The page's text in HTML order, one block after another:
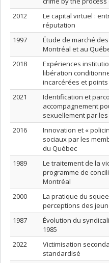
2012
Le capital virtuel :
réputation
1997
Étude de marché
Montréal et au
2018
Expériences
libération
incarcérées et
2021
Identification et
accompagnement
sexuellement par
2016
Innovation et «
sociaux par les
du Québec
1989
Le traitement de la
programme de
Montréal
2000
La pratique du
perceptions des
1987
Évolution du
1985
2022
Victimisation
standardisé